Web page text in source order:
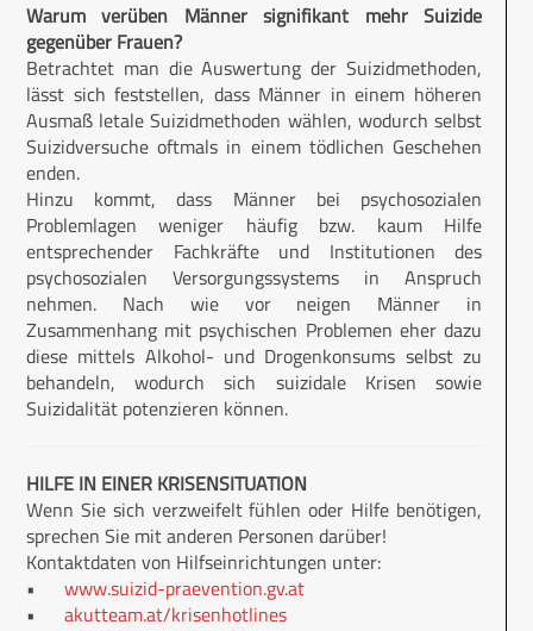
Warum verüben Männer signifikant mehr Suizide
gegenüber Frauen?
Betrachtet man die Auswertung der Suizidmethoden,
lässt sich feststellen, dass Männer in einem höheren
Ausmaß letale Suizidmethoden wählen, wodurch selbst
Suizidversuche oftmals in einem tödlichen Geschehen
enden.
Hinzu kommt, dass Männer bei psychosozialen
Problemlagen weniger häufig bzw. kaum Hilfe
entsprechender Fachkräfte und Institutionen des
psychosozialen Versorgungssystems in Anspruch
nehmen. Nach wie vor neigen Männer in
Zusammenhang mit psychischen Problemen eher dazu
diese mittels Alkohol- und Drogenkonsums selbst zu
behandeln, wodurch sich suizidale Krisen sowie
Suizidalität potenzieren können.
HILFE IN EINER KRISENSITUATION
Wenn Sie sich verzweifelt fühlen oder Hilfe benötigen,
sprechen Sie mit anderen Personen darüber!
Kontaktdaten von Hilfseinrichtungen unter:
•
www.suizid-praevention.gv.at
•
akutteam.at/krisenhotlines